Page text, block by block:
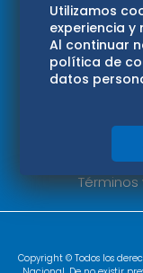
Aviso
Copyright © Todos los
Utilizamos
experiencia
Al continuar
política de
datos